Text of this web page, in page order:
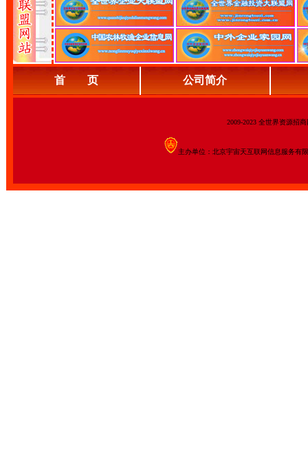
首 页 公司简介
2009-2023 全世界资源招
主办单位：北京宇宙天互联网信息服务有